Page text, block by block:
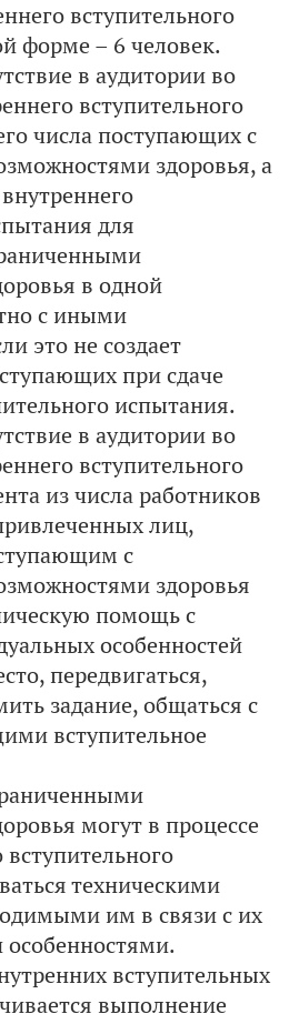
вступительного
форме – 6 человек.
в аудитории во
вступительного
числа поступающих с
здоровья, а
для
в одной
с иными
это не создает
при сдаче
испытания.
в аудитории во
вступительного
из числа работников
лиц,
с
здоровья
помощь с
особенностей
передвигаться,
задание, общаться с
вступительное
могут в процессе
техническими
им в связи с их
вступительных
выполнение